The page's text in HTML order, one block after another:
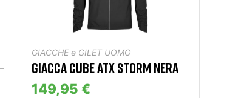
GIACCHE e GILET UOMO
GIACCA CUBE ATX STORM NERA
149,95 €